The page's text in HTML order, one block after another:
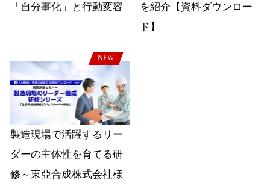
「自分事化」と行動変容
を紹介【資料ダウンロー
ド】
NEW
製造現場で活躍するリー
ダーの主体性を育てる研
修～東亞合成株式会社様